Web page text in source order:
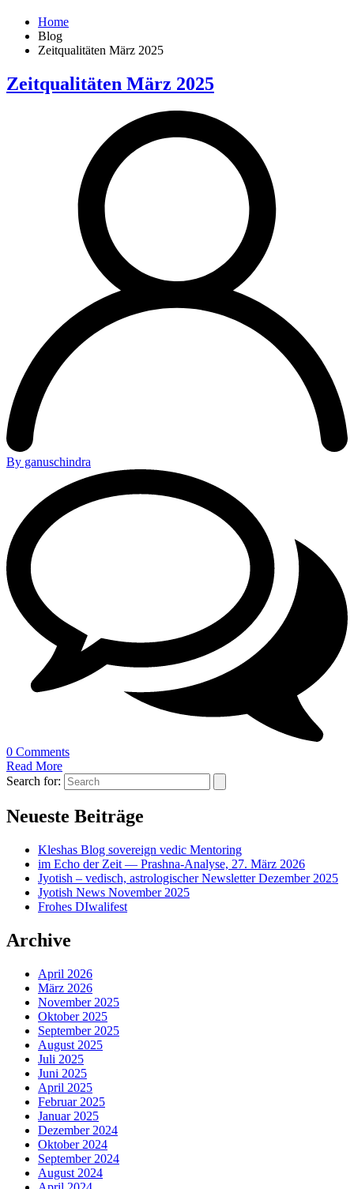
Home
Blog
Zeitqualitäten März 2025
Zeitqualitäten März 2025
By ganuschindra
0 Comments
Read More
Search for:
Neueste Beiträge
Kleshas Blog sovereign vedic Mentoring
im Echo der Zeit — Prashna-Analyse, 27. März 2026
Jyotish – vedisch, astrologischer Newsletter Dezember 2025
Jyotish News November 2025
Frohes DIwalifest
Archive
April 2026
März 2026
November 2025
Oktober 2025
September 2025
August 2025
Juli 2025
Juni 2025
April 2025
Februar 2025
Januar 2025
Dezember 2024
Oktober 2024
September 2024
August 2024